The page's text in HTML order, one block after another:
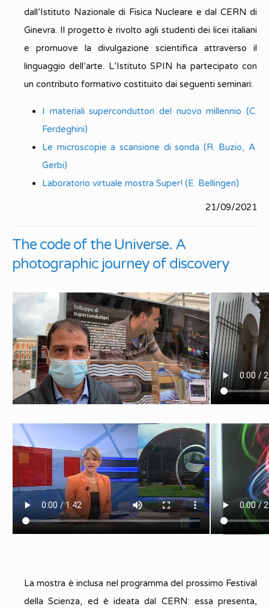
dall’Istituto Nazionale di Fisica Nucleare e dal CERN di
Ginevra. Il progetto è rivolto agli studenti dei licei italiani
e promuove la divulgazione scientifica attraverso il
linguaggio dell’arte. L’Istituto SPIN ha partecipato con
un contributo formativo costituito dai seguenti seminari:
I materiali superconduttori del nuovo millennio (C.
Ferdeghini)
Le microscopie a scansione di sonda (R. Buzio, A.
Gerbi)
Laboratorio virtuale mostra Super! (E. Bellingeri)
21/09/2021
The code of the Universe. A
photographic journey of discovery
La mostra è inclusa nel programma del prossimo Festival
della Scienza, ed è ideata dal CERN: essa presenta,